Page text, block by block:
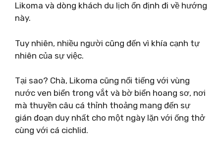
Likoma và dòng khách du lịch ổn định đi về hướng
này.
Tuy nhiên, nhiều người cũng đến vì khía cạnh tự
nhiên của sự việc.
Tại sao? Chà, Likoma cũng nổi tiếng với vùng
nước ven biển trong vắt và bờ biển hoang sơ, nơi
mà thuyền câu cá thỉnh thoảng mang đến sự
gián đoạn duy nhất cho một ngày lặn với ống thở
cùng với cá cichlid.